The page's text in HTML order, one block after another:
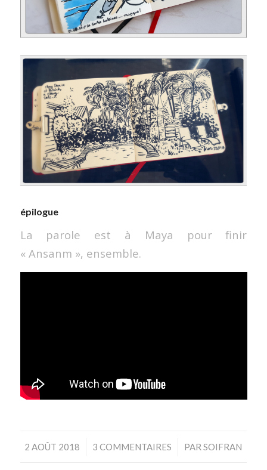
épilogue
La parole est à Maya pour finir
« Ansanm », ensemble.
2 AOÛT 2018
/ 3 COMMENTAIRES
/ PARSOIFRAN